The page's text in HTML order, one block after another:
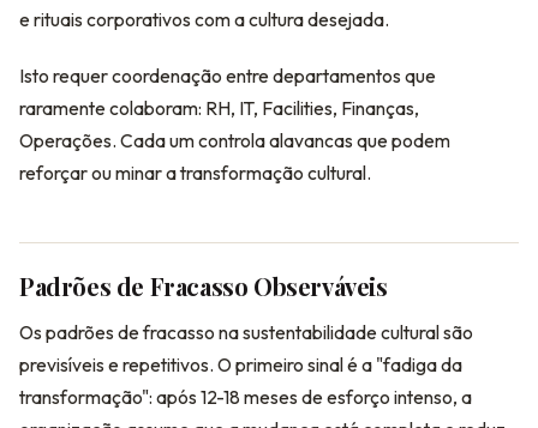
e rituais corporativos com a cultura desejada.
Isto requer coordenação entre departamentos que
raramente colaboram: RH, IT, Facilities, Finanças,
Operações. Cada um controla alavancas que podem
reforçar ou minar a transformação cultural.
Padrões de Fracasso Observáveis
Os padrões de fracasso na sustentabilidade cultural são
previsíveis e repetitivos. O primeiro sinal é a "fadiga da
transformação": após 12-18 meses de esforço intenso, a